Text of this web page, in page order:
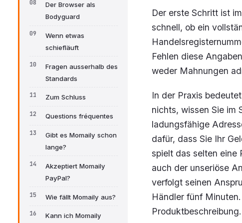
Der Browser als
Bodyguard
Wenn etwas
schiefläuft
Fragen ausserhalb des
Standards
Zum Schluss
Questions fréquentes
Gibt es Momaily schon
lange?
Akzeptiert Momaily
PayPal?
Wie fällt Momaily aus?
Kann ich Momaily
Der erste Schritt ist
schnell, ob ein
Fehlen diese
weder Mahnungen
In der Praxis
nichts, wissen Sie im
ladungsfähige
dafür, dass Sie Ihr
spielt das selten eine
auch der unseriöse
verfolgt seinen
Händler fünf
Produktbeschreibung.